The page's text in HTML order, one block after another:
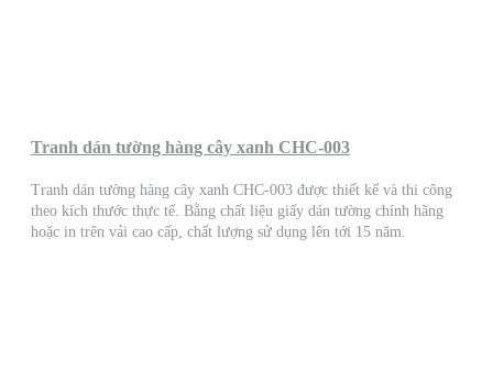
Tranh dán tường hàng cây xanh CHC-003
Tranh dán tường hàng cây xanh CHC-003 được thiết kế và thi công
theo kích thước thực tế. Bằng chất liệu giấy dán tường chính hãng
hoặc in trên vải cao cấp, chất lượng sử dụng lên tới 15 năm.